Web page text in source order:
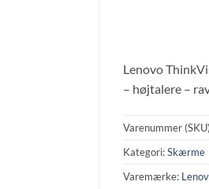
Lenovo
– højtalere –
Varenummer
Kategori:Skærme
Varemærke: